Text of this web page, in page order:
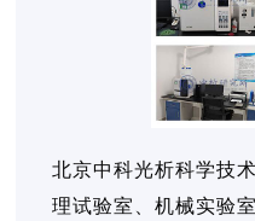
北京中科光析科学技
理试验室、机械实验